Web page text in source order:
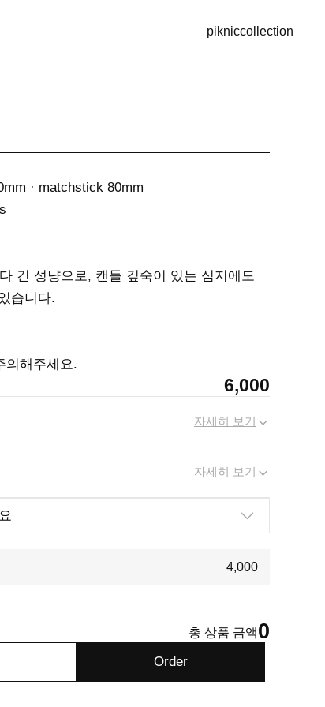
pikniccollection
· matchstick 80mm
긴 성냥으로, 캔들 깊숙이 있는 심지에도
습니다.
의해주세요.
6,000
자세히 보기
자세히 보기
4,000
총 상품 금액0
Order